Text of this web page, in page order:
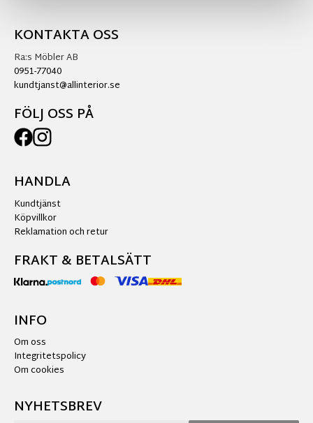
KONTAKTA OSS
Ra:s Möbler AB
0951-77040
kundtjanst@allinterior.se
FÖLJ OSS PÅ
HANDLA
Kundtjänst
Köpvillkor
Reklamation och retur
FRAKT & BETALSÄTT
INFO
Om oss
Integritetspolicy
Om cookies
NYHETSBREV